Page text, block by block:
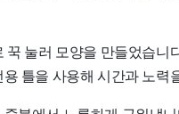
눌러 모양을 만들었습니
틀을 사용해 시간과 노력